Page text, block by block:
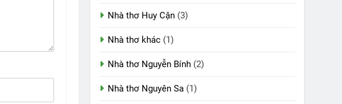
Nhà thơ Huy Cận (3)
Nhà thơ khác (1)
Nhà thơ Nguyễn Bính (2)
Nhà thơ Nguyên Sa (1)